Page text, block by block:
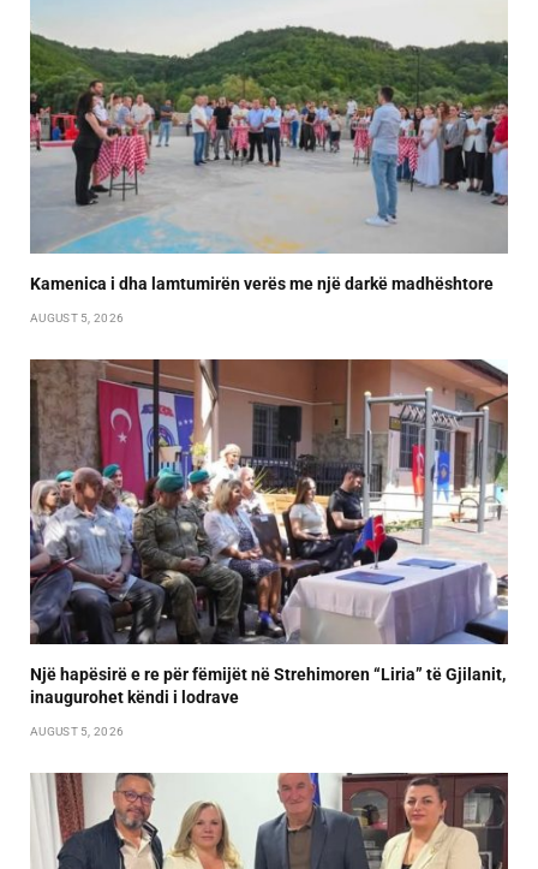
Kamenica i dha lamtumirën verës me një darkë madhështore
AUGUST 5, 2026
Një hapësirë e re për fëmijët në Strehimoren “Liria” të Gjilanit,
inaugurohet këndi i lodrave
AUGUST 5, 2026